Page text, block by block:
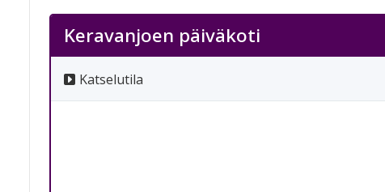
Keravanjoen päiväkoti
Katselutila